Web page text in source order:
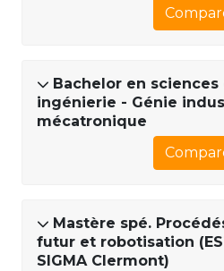
Bachelor en sciences
ingénierie - Génie
mécatronique
Mastère spé.
futur et robotisation
SIGMA Clermont)